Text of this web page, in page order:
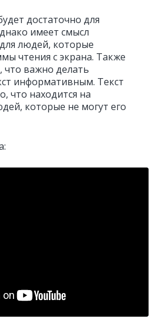
достаточно для
имеет смысл
людей, которые
чтения с экрана. Также
важно делать
информативным. Текст
что находится на
которые не могут его